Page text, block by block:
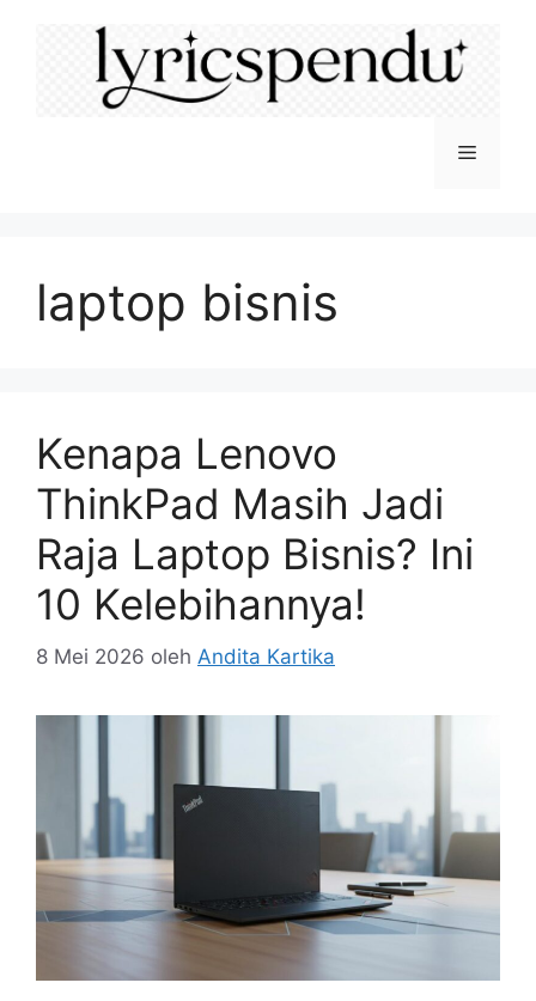
Menu
laptop bisnis
Kenapa Lenovo
ThinkPad Masih Jadi
Raja Laptop Bisnis? Ini
10 Kelebihannya!
8 Mei 2026 oleh Andita Kartika